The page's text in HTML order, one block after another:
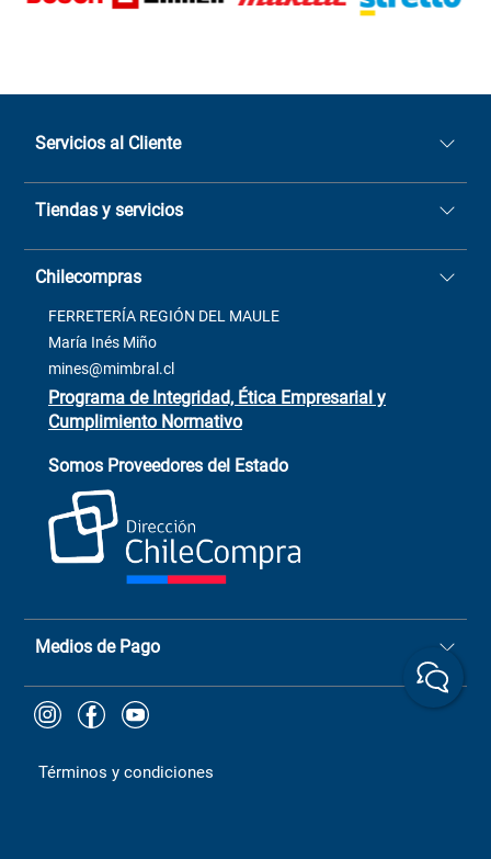
Servicios al Cliente
Quiénes somos
Sucursales
Términos y condiciones
Contacto
Venta Terreno
Trabaja con Nosotros
+(73) 256
ChileCompras
+56 9 9888 9549
Tiendas y servicios
Casa Matriz: Avenida Chorrillos
2137 San Javier, Fono (73)
Chilecompras
FERRETERÍA REGIÓN DEL MAULE
María Inés Miño
mines@mimbral.cl
Programa de Integridad, Ética Empresarial y
Cumplimiento Normativo
Somos Proveedores del Estado
Medios de Pago
Términos y condiciones